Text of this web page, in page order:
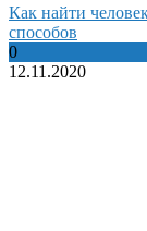
Как найти
способов
0
12.11.2020